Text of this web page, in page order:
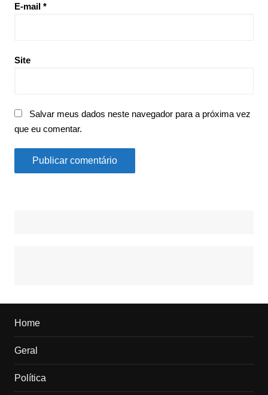
E-mail *
Site
Salvar meus dados neste navegador para a próxima vez
que eu comentar.
Home
Geral
Política